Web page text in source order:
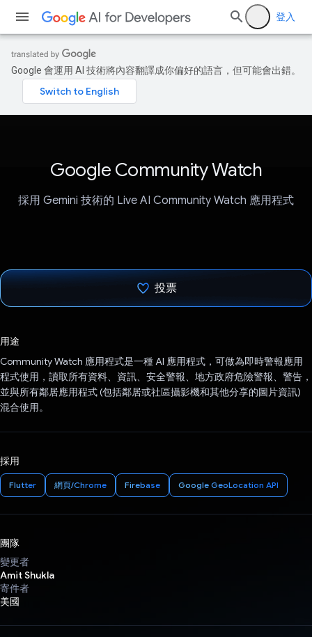
登入
Google 會運用 AI 技術將內容翻譯成你偏好的語言，但可能會出錯。
Google Community Watch
採用 Gemini 技術的 Live AI Community Watch 應用程式
投票
用途
Community Watch 應用程式是一種 AI 應用程式，可做為即時警報應用
程式使用，讀取所有資料、資訊、安全警報、地方政府危險警報、警告，
並與所有鄰居應用程式 (包括鄰居或社區攝影機和其他分享的圖片資訊)
混合使用。
採用
Flutter 網頁/Chrome Firebase Google GeoLocation API
團隊
變更者
Amit Shukla
寄件者
美國